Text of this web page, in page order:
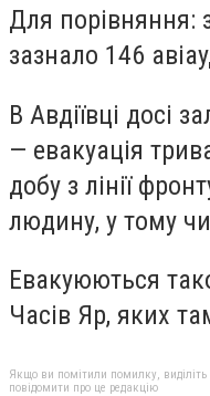
Для порівняння:
зазнало 146
В Авдіївці досі
— евакуація
добу з лінії
людину, у тому
Евакуюються
Часів Яр, яких
Якщо ви помітили помилку, виділіть
повідомити про це редакцію